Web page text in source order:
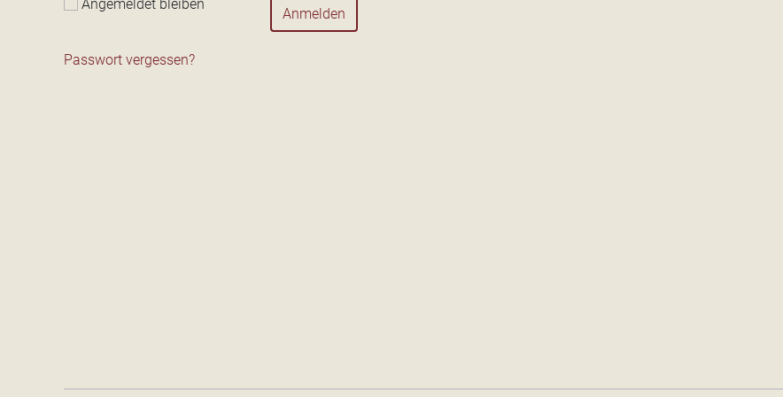
Angemeldet bleiben
Anmelden
Passwort vergessen?